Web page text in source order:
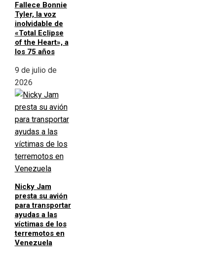
Fallece Bonnie
Tyler, la voz
inolvidable de
«Total Eclipse
of the Heart», a
los 75 años
9 de julio de
2026
Nicky Jam
presta su avión
para transportar
ayudas a las
víctimas de los
terremotos en
Venezuela